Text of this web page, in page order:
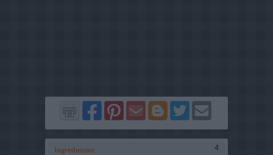
Del
på
Facebook
Del
på
Pinterest
Send
via
GMail
Del
på
Blogger
Del
på
Twitter
Send
Ingredienser 4